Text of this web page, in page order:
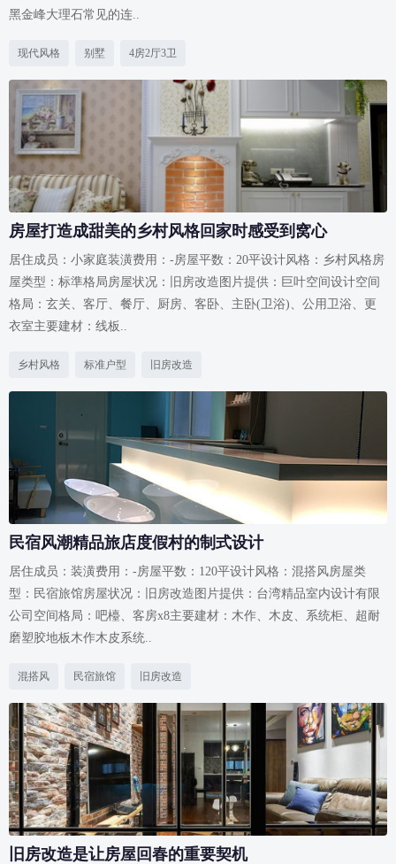
黑金峰大理石常见的连..
现代风格 别墅 4房2厅3卫
房屋打造成甜美的乡村风格回家时感受到窝心
居住成员：小家庭装潢费用：-房屋平数：20平设计风格：乡村风格房
屋类型：标準格局房屋状况：旧房改造图片提供：巨叶空间设计空间
格局：玄关、客厅、餐厅、厨房、客卧、主卧(卫浴)、公用卫浴、更
衣室主要建材：线板..
乡村风格 标准户型 旧房改造
民宿风潮精品旅店度假村的制式设计
居住成员：装潢费用：-房屋平数：120平设计风格：混搭风房屋类
型：民宿旅馆房屋状况：旧房改造图片提供：台湾精品室内设计有限
公司空间格局：吧檯、客房x8主要建材：木作、木皮、系统柜、超耐
磨塑胶地板木作木皮系统..
混搭风 民宿旅馆 旧房改造
旧房改造是让房屋回春的重要契机